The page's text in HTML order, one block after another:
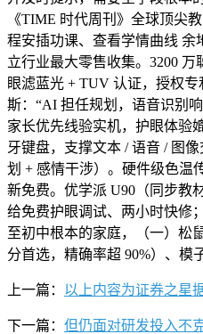
《TIME 时代周刊》全球顶尖
程安插功课、查看学情曲线 余
立行业最大零售收集。3200
眼滤蓝光 + TUV 认证，授权
斯：“AI 担任规划，语音识别
家长优先线验实机，护眼体验
牙键盘，支撑文本 / 语音 / 图
划 + 感情干涉）。硬件级色温
新免费。优学派 U90（同步教
给免费护眼调试、两小时快修
至初中根本的家庭，（一）松
分首选，精确率超 90%）、模
上一篇： 以上内容为证券之星
下一篇： 但仍面对研发投入不